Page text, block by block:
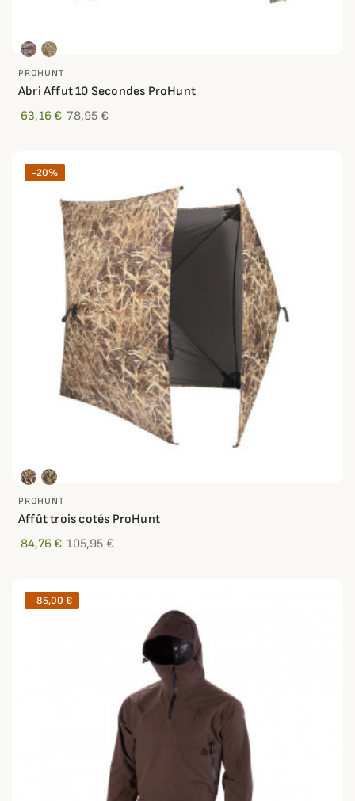
PROHUNT
Abri Affut 10 Secondes ProHunt
63,16 € 78,95 €
-20%
PROHUNT
Affût trois cotés ProHunt
84,76 € 105,95 €
-85,00 €